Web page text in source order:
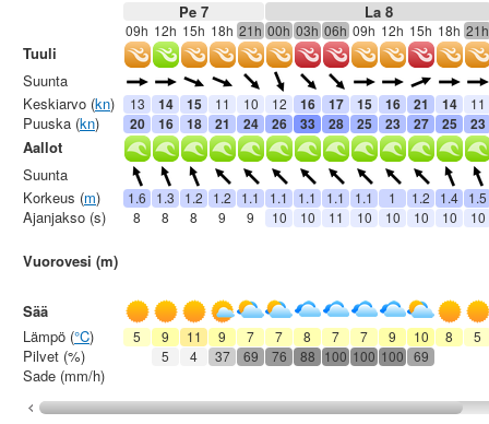
Pe 7 La 8
09h 12h 15h 18h 21h 00h 03h 06h 09h 12h 15h 18h 21h
13 14 15 11 10 12 16 17 15 16 21 14 11
20 16 18 21 24 26 33 28 25 23 27 25 23
1.6 1.3 1.2 1.2 1.1 1.1 1.1 1.1 1.1 1 1.2 1.4 1.5
8
8 8 9 9 10 10 11 10 10 10 10 10
5 9 11 9 7 7 8 7 7 9 10 8
5
5
4 37 69 76 88 100 100 100 69
Tuuli
Suunta
Keskiarvo (kn)
Puuska (kn)
Aallot
Suunta
Korkeus (m)
Ajanjakso (s)
Vuorovesi (m)
Sää
Lämpö (°C)
Pilvet (%)
Sade (mm/h)